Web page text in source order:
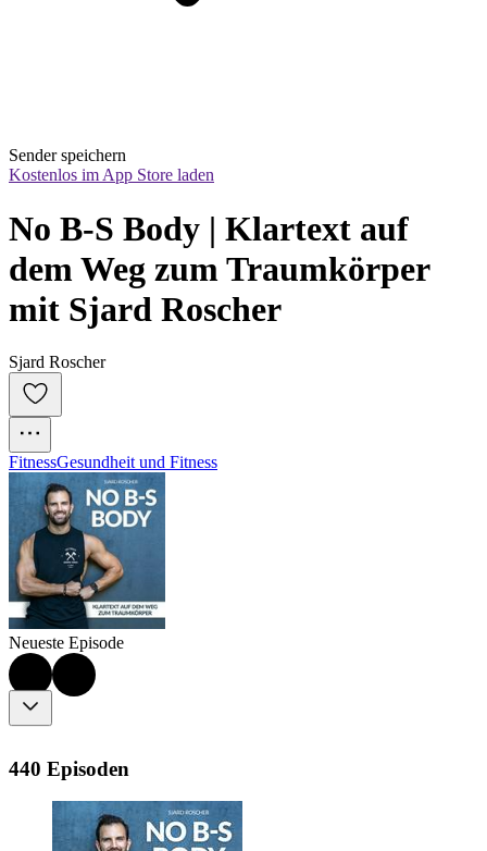
Sender speichern
Kostenlos im App Store laden
No B-S Body | Klartext auf
dem Weg zum Traumkörper
mit Sjard Roscher
Sjard Roscher
FitnessGesundheit und Fitness
Neueste Episode
440 Episoden